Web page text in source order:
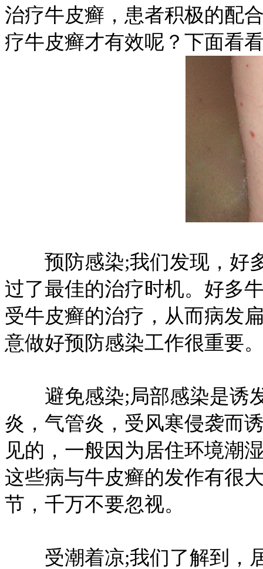
治疗牛皮癣，患者积极的配
疗牛皮癣才有效呢？下面看
预防感染;我们发现，好多
过了最佳的治疗时机。好多
受牛皮癣的治疗，从而病发
意做好预防感染工作很重要
避免感染;局部感染是诱
炎，气管炎，受风寒侵袭而
见的，一般因为居住环境潮
这些病与牛皮癣的发作有很
节，千万不要忽视。
受潮着凉;我们了解到，居